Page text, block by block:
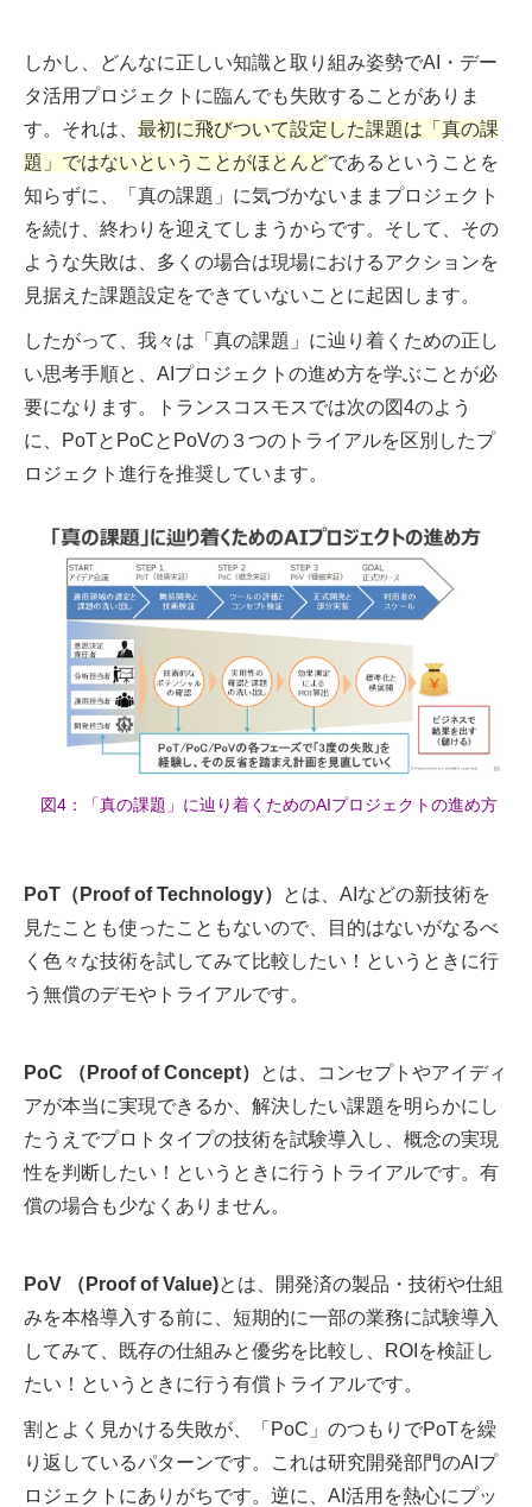
しかし、どんなに正しい知識と取り組み姿勢でAI・デー
タ活用プロジェクトに臨んでも失敗することがありま
す。それは、 最初に飛びついて設定した課題は「真の課
題」ではないということがほとんどであるということを
知らずに、「真の課題」に気づかないままプロジェクト
を続け、終わりを迎えてしまうからです。そして、その
ような失敗は、多くの場合は現場におけるアクションを
見据えた課題設定をできていないことに起因します。
したがって、我々は「真の課題」に辿り着くための正し
い思考手順と、AIプロジェクトの進め方を学ぶことが必
要になります。トランスコスモスでは次の図4のよう
に、PoTとPoCとPoVの３つのトライアルを区別したプ
ロジェクト進行を推奨しています。
図4：「真の課題」に辿り着くためのAIプロジェクトの進め方
PoT（Proof of Technology）
とは、AIなどの新技術を
見たことも使ったこともないので、目的はないがなるべ
く色々な技術を試してみて比較したい！というときに行
う無償のデモやトライアルです。
PoC （Proof of Concept）
とは、コンセプトやアイディ
アが本当に実現できるか、解決したい課題を明らかにし
たうえでプロトタイプの技術を試験導入し、概念の実現
性を判断したい！というときに行うトライアルです。有
償の場合も少なくありません。
PoV （Proof of Value)とは、開発済の製品・技術や仕組
みを本格導入する前に、短期的に一部の業務に試験導入
してみて、既存の仕組みと優劣を比較し、ROIを検証し
たい！というときに行う有償トライアルです。
割とよく見かける失敗が、「PoC」のつもりでPoTを繰
り返しているパターンです。これは研究開発部門のAIプ
ロジェクトにありがちです。逆に、AI活用を熱心にプッ